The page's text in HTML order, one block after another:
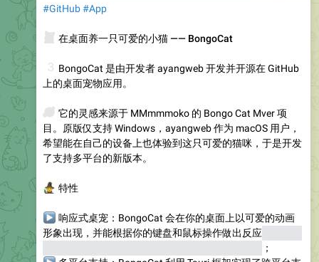
#GitHub#App
在桌面养一只可爱的小猫 —— BongoCat
BongoCat 是由开发者 ayangweb 开发并开源在 GitHub
上的桌面宠物应用。
它的灵感来源于 MMmmmoko 的 Bongo Cat Mver 项
目。原版仅支持 Windows，ayangweb 作为 macOS 用户，
希望能在自己的设备上也体验到这只可爱的猫咪，于是开发
了支持多平台的新版本。
特性
响应式桌宠： BongoCat 会在你的桌面上以可爱的动画
形象出现，并能根据你的键盘和鼠标操作做出反应
；